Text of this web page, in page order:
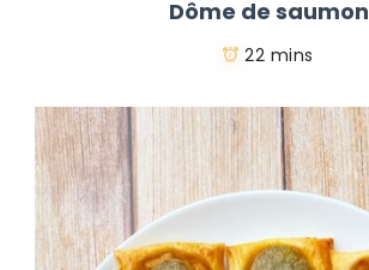
Dôme de saumon
22 mins